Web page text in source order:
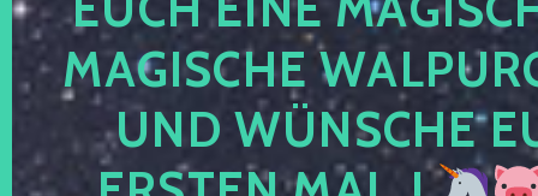
MAGISCHE
UND WÜNSCHE